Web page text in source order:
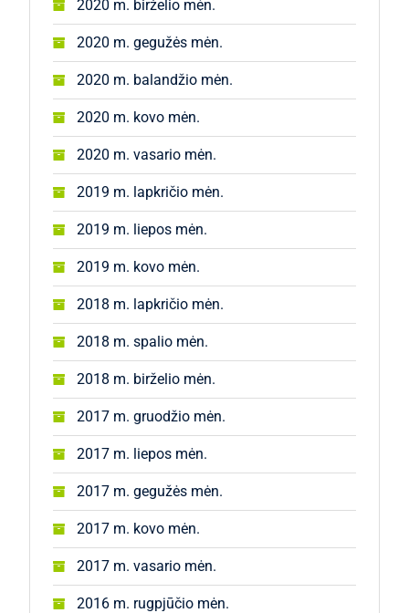
2020 m. birželio mėn.
2020 m. gegužės mėn.
2020 m. balandžio mėn.
2020 m. kovo mėn.
2020 m. vasario mėn.
2019 m. lapkričio mėn.
2019 m. liepos mėn.
2019 m. kovo mėn.
2018 m. lapkričio mėn.
2018 m. spalio mėn.
2018 m. birželio mėn.
2017 m. gruodžio mėn.
2017 m. liepos mėn.
2017 m. gegužės mėn.
2017 m. kovo mėn.
2017 m. vasario mėn.
2016 m. rugpjūčio mėn.